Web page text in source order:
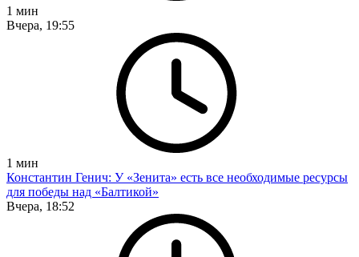
1 мин
Вчера, 19:55
1 мин
Константин Генич: У «Зенита» есть все необходимые ресурсы
для победы над «Балтикой»
Вчера, 18:52